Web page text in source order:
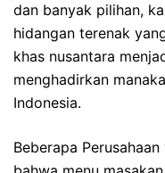
dan banyak pilihan,
hidangan terenak
khas nusantara
menghadirkan
Indonesia.
Beberapa